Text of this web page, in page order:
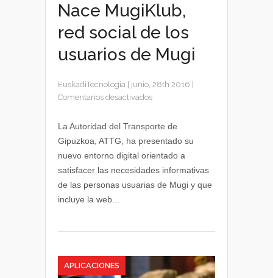
Nace MugiKlub,
red social de los
usuarios de Mugi
EuskadiTecnologia junio, 28th 2016
Comentarios desactivadosen
MugiKlub,
de
los
usuarios
La Autoridad del Transporte de
Gipuzkoa, ATTG, ha presentado su
nuevo entorno digital orientado a
satisfacer las necesidades informativas
de las personas usuarias de Mugi y que
incluye la web...
APLICACIONES